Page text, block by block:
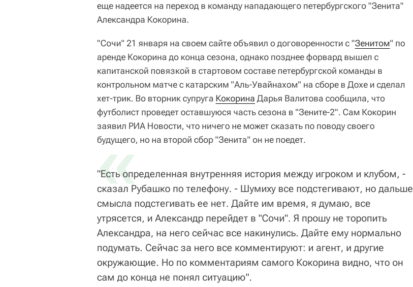
еще надеется на переход в команду нападающего петербургского "Зенита"
Александра Кокорина.
"Сочи" 21 января на своем сайте объявил о договоренности с "Зенитом" по
аренде Кокорина до конца сезона, однако позднее форвард вышел с
капитанской повязкой в стартовом составе петербургской команды в
контрольном матче с катарским "Аль-Увайнахом" на сборе в Дохе и сделал
хет-трик. Во вторник супруга Кокорина Дарья Валитова сообщила, что
футболист проведет оставшуюся часть сезона в "Зените-2". Сам Кокорин
заявил РИА Новости, что ничего не может сказать по поводу своего
будущего, но на второй сбор "Зенита" он не поедет.
«
"Есть определенная внутренняя история между игроком и клубом, -
сказал Рубашко по телефону. - Шумиху все подстегивают, но дальше
смысла подстегивать ее нет. Дайте им время, я думаю, все
утрясется, и Александр перейдет в "Сочи". Я прошу не торопить
Александра, на него сейчас все накинулись. Дайте ему нормально
подумать. Сейчас за него все комментируют: и агент, и другие
окружающие. Но по комментариям самого Кокорина видно, что он
сам до конца не понял ситуацию".